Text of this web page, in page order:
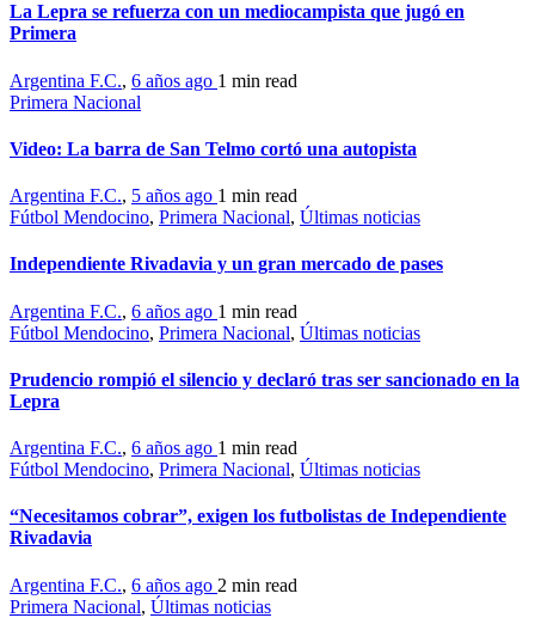
La Lepra se refuerza con un mediocampista que jugó en
Primera
Argentina F.C., 6 años ago 1 min read
Primera Nacional
Video: La barra de San Telmo cortó una autopista
Argentina F.C., 5 años ago 1 min read
Fútbol Mendocino, Primera Nacional, Últimas noticias
Independiente Rivadavia y un gran mercado de pases
Argentina F.C., 6 años ago 1 min read
Fútbol Mendocino, Primera Nacional, Últimas noticias
Prudencio rompió el silencio y declaró tras ser sancionado en la
Lepra
Argentina F.C., 6 años ago 1 min read
Fútbol Mendocino, Primera Nacional, Últimas noticias
“Necesitamos cobrar”, exigen los futbolistas de Independiente
Rivadavia
Argentina F.C., 6 años ago 2 min read
Primera Nacional, Últimas noticias